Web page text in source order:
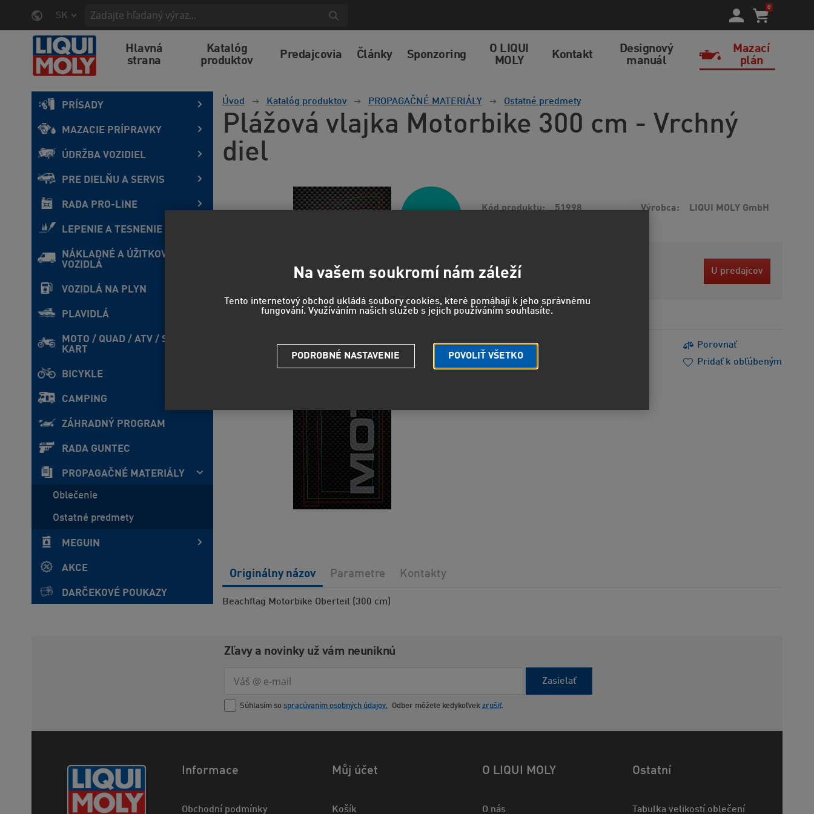
SK
0
Hlavná
strana
Katalóg
produktov
Predajcovia Články Sponzoring
O LIQUI
MOLY
Kontakt
Designový
manuál
Mazací
plán
PRÍSADY
MAZACIE PRÍPRAVKY
ÚDRŽBA VOZIDIEL
PRE DIELŇU A SERVIS
RADA PRO-LINE
LEPENIE A TESNENIE
NÁKLADNÉ A ÚŽITKOVÉ
VOZIDLÁ
VOZIDLÁ NA PLYN
PLAVIDLÁ
MOTO / QUAD / ATV / SxS /
KART
BICYKLE
CAMPING
ZÁHRADNÝ PROGRAM
RADA GUNTEC
PROPAGAČNÉ MATERIÁLY
Oblečenie
Ostatné predmety
MEGUIN
AKCE
DARČEKOVÉ POUKAZY
Úvod Katalóg produktov PROPAGAČNÉ MATERIÁLY Ostatné predmety
Plážová vlajka Motorbike 300 cm - Vrchný
diel
Kód produktu 51998 Výrobca LIQUI MOLY GmbH
46,47 EUR U predajcov
Strážny pes
Porovnať
Pridať k obľúbeným
Beachflag Motorbike Oberteil (300 cm)
Originálny názov Parametre Kontakty
Zľavy a novinky už vám neuniknú
Zasielať
Súhlasím so spracúvaním osobných údajov. Odber môžete kedykoľvek zrušiť.
Informace
Obchodní podmínky
Můj účet
Košík
O LIQUI MOLY
O nás
Ostatní
Tabulka velikostí oblečení
Na vašem soukromí nám záleží
Tento internetový obchod ukládá soubory cookies, které pomáhají k jeho správnému
fungování. Využíváním našich služeb s jejich používáním souhlasíte.
POVOLIŤ VŠETKO
PODROBNÉ NASTAVENIE